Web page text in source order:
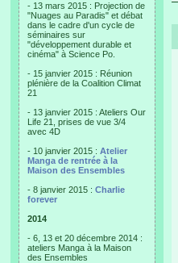
- 13 mars 2015 : Projection de
"Nuages au Paradis" et débat
dans le cadre d'un cycle de
séminaires sur
"développement durable et
cinéma" à Science Po.
- 15 janvier 2015 : Réunion
plénière de la Coalition Climat
21
- 13 janvier 2015 : Ateliers Our
Life 21, prises de vue 3/4
avec 4D
- 10 janvier 2015 : Atelier
Manga de rentrée à la
Maison des Ensembles
- 8 janvier 2015 : Charlie
forever
2014
- 6, 13 et 20 décembre 2014 :
ateliers Manga à la Maison
des Ensembles